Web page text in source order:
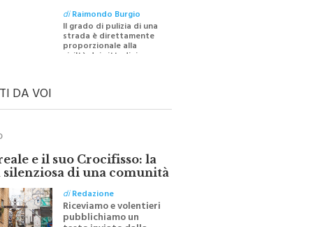
diRaimondo Burgio
Il grado di pulizia di una
strada è direttamente
proporzionale alla
civiltà dei cittadini
DA VOI
e il suo Crocifisso: la
di una comunità
diRedazione
Riceviamo e volentieri
pubblichiamo un
testo inviato dalla